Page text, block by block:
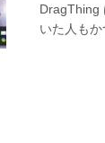
DragThing
いた人も